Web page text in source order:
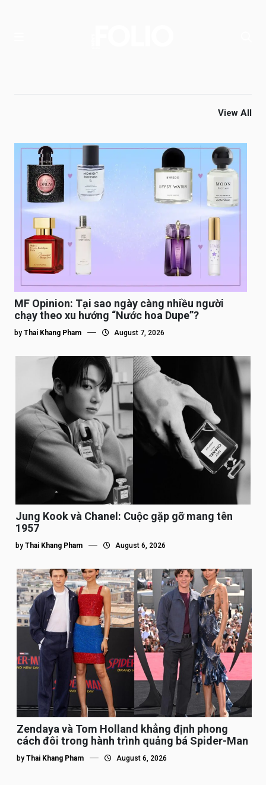
View All
MF Opinion: Tại sao ngày càng nhiều người
chạy theo xu hướng “Nước hoa Dupe”?
by Thai Khang Pham August 7, 2026
Jung Kook và Chanel: Cuộc gặp gỡ mang tên
1957
by Thai Khang Pham August 6, 2026
Zendaya và Tom Holland khẳng định phong
cách đôi trong hành trình quảng bá Spider-Man
by Thai Khang Pham August 6, 2026